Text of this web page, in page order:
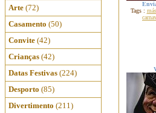
Arte (72)
Casamento (50)
Convite (42)
Crianças (42)
Datas Festivas (224)
Desporto (85)
Divertimento (211)
Tags :